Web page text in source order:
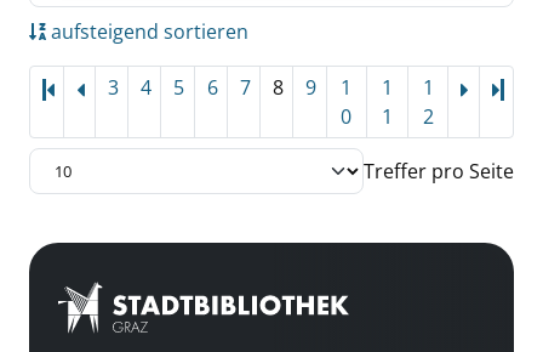
aufsteigend sortieren
3 4 5 6 7 8 9
1
0
1
1
1
2
Treffer pro Seite